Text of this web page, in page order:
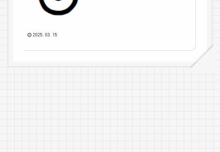
2025.03.15